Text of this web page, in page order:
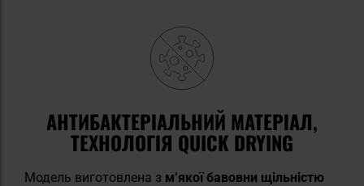
АНТИБАКТЕРІАЛЬНИЙ МАТЕРІАЛ,
ТЕХНОЛОГІЯ QUICK DRYING
Модель виготовлена з м’якої бавовни щільністю